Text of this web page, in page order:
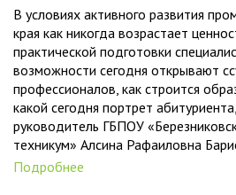
В условиях активного развития
края как никогда возрастает
практической подготовки
возможности сегодня открывают
профессионалов, как строится
какой сегодня портрет
руководитель ГБПОУ
техникум» Алсина Рафаиловна
Подробнее